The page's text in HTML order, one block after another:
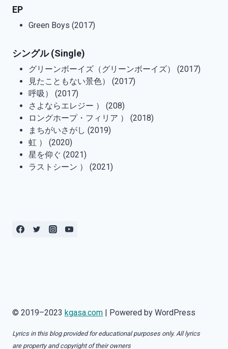
EP
Green Boys (2017)
シングル (Single)
グリーンボーイズ（グリーンボーイズ） (2017)
見たこともない景色） (2017)
呼吸） (2017)
さよならエレジー ） (208)
ロングホープ・フィリア ） (2018)
まちがいさがし (2019)
虹 ） (2020)
星を仰ぐ (2021)
ラストシーン ） (2021)
© 2019–2023 kgasa.com | Powered by WordPress
Lyrics in this blog provided for educational purposes only. All lyrics
are property and copyright of their owners